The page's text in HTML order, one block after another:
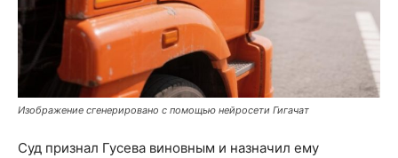
Изображение сгенерировано с помощью нейросети Гигачат
Суд признал Гусева виновным и назначил ему